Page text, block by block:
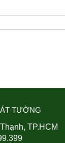
TƯỜNG
TP.HCM